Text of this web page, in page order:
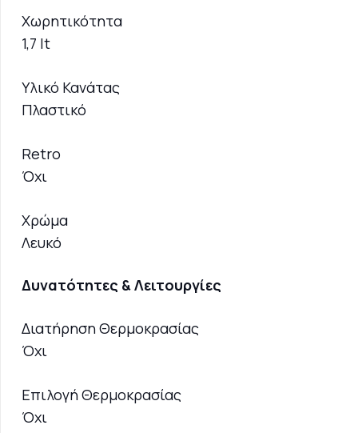
Χωρητικότητα
1,7 lt
Υλικό Κανάτας
Πλαστικό
Retro
Όχι
Χρώμα
Λευκό
Δυνατότητες & Λειτουργίες
Διατήρηση Θερμοκρασίας
Όχι
Επιλογή Θερμοκρασίας
Όχι